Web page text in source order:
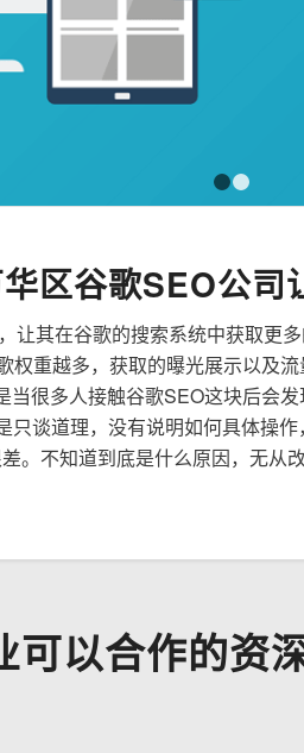
区谷歌SEO公司
其在谷歌的搜索系统中获取更
重越多，获取的曝光展示以及
很多人接触谷歌SEO这块后会
谈道理，没有说明如何具体操
。不知道到底是什么原因，无从
可以合作的资